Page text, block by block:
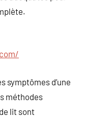
symptômes d’une
méthodes
lit sont